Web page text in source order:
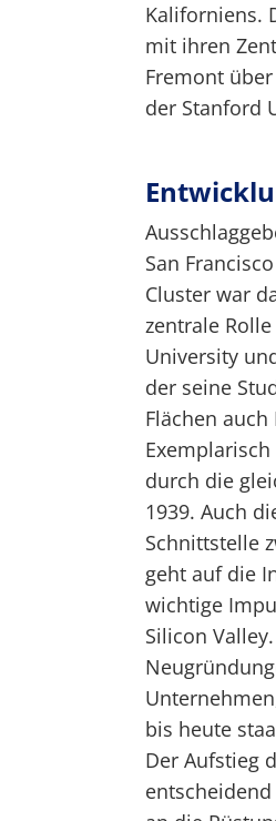
Kaliforniens.
mit ihren
Fremont
der Stanford
San
Cluster war
zentrale
University
der seine
Flächen
durch die
1939. Auch
Schnittstelle
geht auf die
wichtige
Silicon
bis heute
Der Aufstieg